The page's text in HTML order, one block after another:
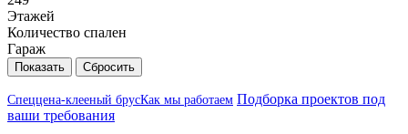
Этажей
Количество спален
Гараж
Сбросить
Спеццена-клееный брусКак мы работаем Подборка проектов под
ваши требования